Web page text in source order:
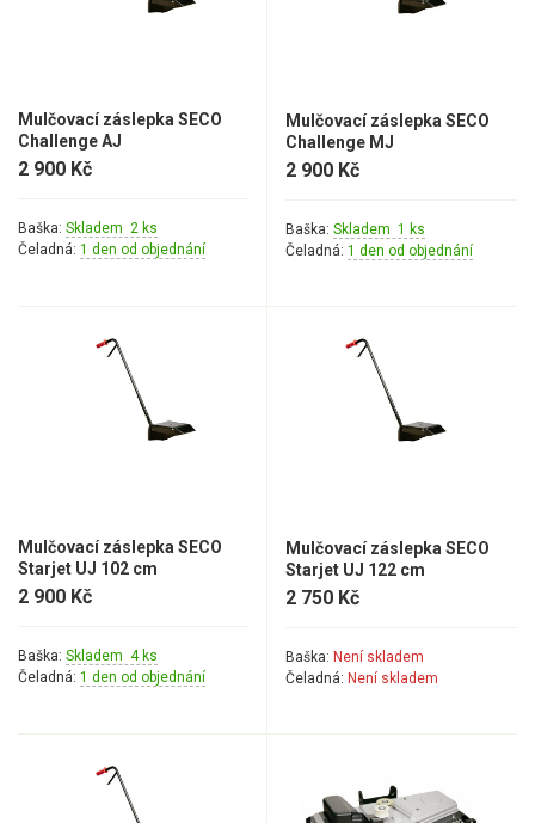
Sekačky
Akumulátorové sekačky
Mulčovače
Křovinořezy a vyžínače
Motorové pily
Aku pily
Vyvětvovací pily
Mulčovací záslepka SECO
Challenge AJ
2 900 Kč
Baška: Skladem 2 ks
Čeladná: 1 den od objednání
Mulčovací záslepka SECO
Challenge MJ
2 900 Kč
Baška: Skladem 1 ks
Čeladná: 1 den od objednání
Mulčovací záslepka SECO
Starjet UJ 102 cm
2 900 Kč
Baška: Skladem 4 ks
Čeladná: 1 den od objednání
Mulčovací záslepka SECO
Starjet UJ 122 cm
2 750 Kč
Baška: Není skladem
Čeladná: Není skladem